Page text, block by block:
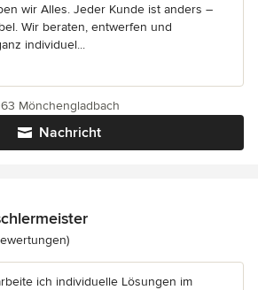
wir Alles. Jeder Kunde ist anders –
Wir beraten, entwerfen und
individuel...
Nachricht
Mönchengladbach
5 von 5 Sternen
ich individuelle Lösungen im